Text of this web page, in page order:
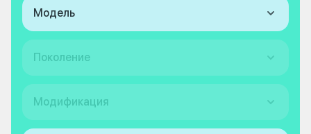
Модель
Поколение
Модификация